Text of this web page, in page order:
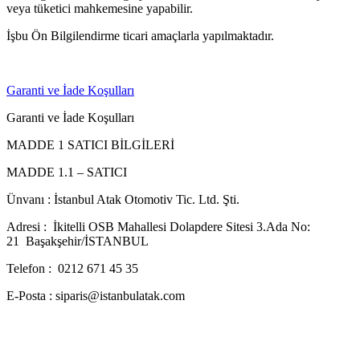
veya tüketici mahkemesine yapabilir.
İşbu Ön Bilgilendirme ticari amaçlarla yapılmaktadır.
Garanti ve İade Koşulları
Garanti ve İade Koşulları
MADDE 1 SATICI BİLGİLERİ
MADDE 1.1 – SATICI
Ünvanı : İstanbul Atak Otomotiv Tic. Ltd. Şti.
Adresi : İkitelli OSB Mahallesi Dolapdere Sitesi 3.Ada No:
21 Başakşehir/İSTANBUL
Telefon : 0212 671 45 35
E-Posta : siparis@istanbulatak.com